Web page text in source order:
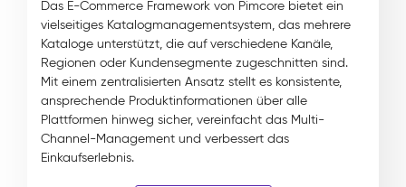
Das E-Commerce Framework von Pimcore bietet ein
vielseitiges Katalogmanagementsystem, das mehrere
Kataloge unterstützt, die auf verschiedene Kanäle,
Regionen oder Kundensegmente zugeschnitten sind.
Mit einem zentralisierten Ansatz stellt es konsistente,
ansprechende Produktinformationen über alle
Plattformen hinweg sicher, vereinfacht das Multi-
Channel-Management und verbessert das
Einkaufserlebnis.